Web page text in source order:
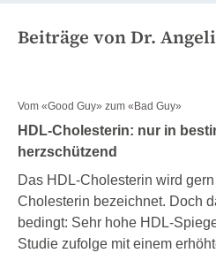
Beiträge von Dr.
Vom «Good Guy» zum «Bad Guy»
HDL-Cholesterin: nur in
herzschützend
Das HDL-Cholesterin wird gern
Cholesterin bezeichnet. Doch
bedingt: Sehr hohe HDL-
Studie zufolge mit einem